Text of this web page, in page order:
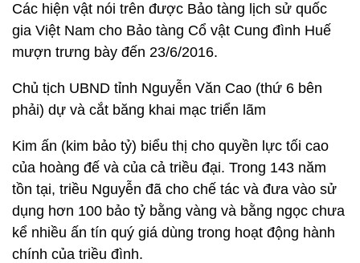
Các hiện vật nói trên được Bảo tàng lịch sử quốc
gia Việt Nam cho Bảo tàng Cổ vật Cung đình Huế
mượn trưng bày đến 23/6/2016.
Chủ tịch UBND tỉnh Nguyễn Văn Cao (thứ 6 bên
phải) dự và cắt băng khai mạc triển lãm
Kim ấn (kim bảo tỷ) biểu thị cho quyền lực tối cao
của hoàng đế và của cả triều đại. Trong 143 năm
tồn tại, triều Nguyễn đã cho chế tác và đưa vào sử
dụng hơn 100 bảo tỷ bằng vàng và bằng ngọc chưa
kể nhiều ấn tín quý giá dùng trong hoạt động hành
chính của triều đình.